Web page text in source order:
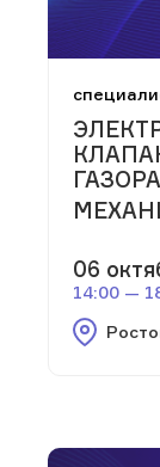
06
14:00 —